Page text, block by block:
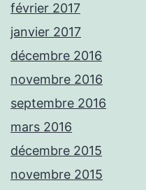
février 2017
janvier 2017
décembre 2016
novembre 2016
septembre 2016
mars 2016
décembre 2015
novembre 2015